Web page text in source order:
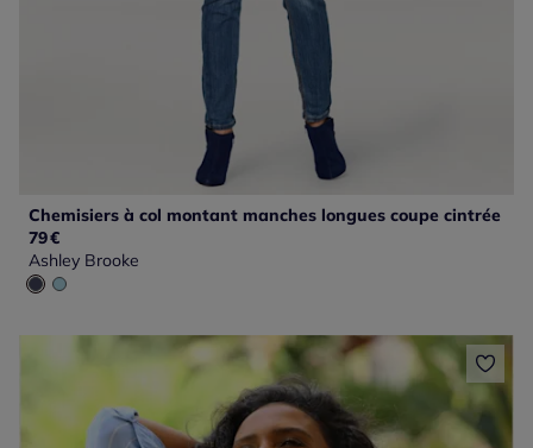
Chemisiers à col montant manches longues coupe cintrée
79€
Ashley Brooke